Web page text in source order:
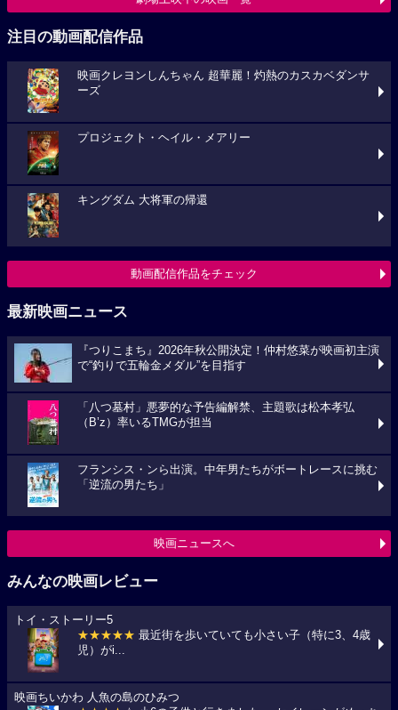
注目の動画配信作品
映画クレヨンしんちゃん 超華麗！灼熱のカスカベダンサ
ーズ
プロジェクト・ヘイル・メアリー
キングダム 大将軍の帰還
動画配信作品をチェック
最新映画ニュース
『つりこまち』2026年秋公開決定！仲村悠菜が映画初主演
で“釣りで五輪金メダル”を目指す
「八つ墓村」悪夢的な予告編解禁、主題歌は松本孝弘
（B’z）率いるTMGが担当
フランシス・ンら出演。中年男たちがボートレースに挑む
「逆流の男たち」
映画ニュースへ
みんなの映画レビュー
トイ・ストーリー5
★★★★★ 最近街を歩いていても小さい子（特に3、4歳
児）がi...
映画ちいかわ 人魚の島のひみつ